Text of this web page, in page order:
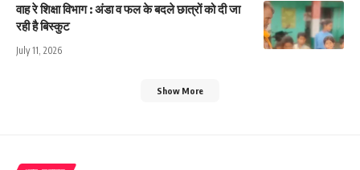
वाह रे शिक्षा विभाग : अंडा व फल के बदले छात्रों को दी जा
रही है बिस्कुट
July 11, 2026
Show More